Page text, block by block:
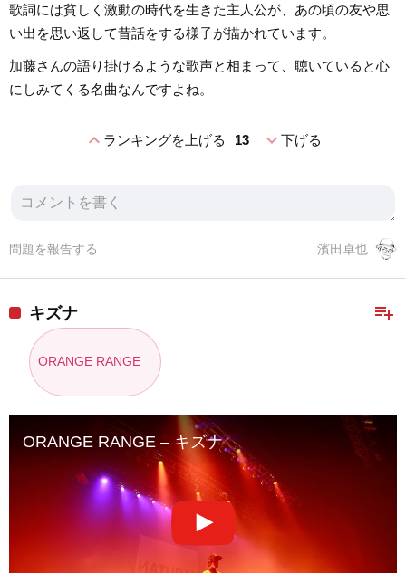
歌詞には貧しく激動の時代を生きた主人公が、あの頃の友や思
い出を思い返して昔話をする様子が描かれています。
加藤さんの語り掛けるような歌声と相まって、聴いていると心
にしみてくる名曲なんですよね。
expand_lessランキングを上げる 13 expand_more下げる
濱田卓也
問題を報告する
playlist_add
キズナ
ORANGE RANGE
ORANGE RANGE – キズナ